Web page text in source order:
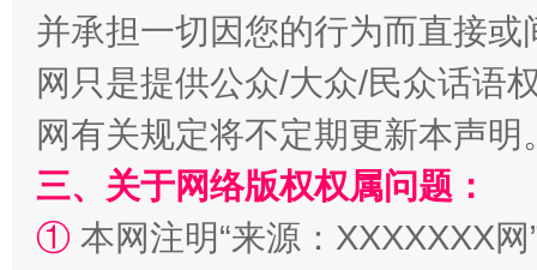
站台名比不上好声名
并承担一切因您的行为而直接
网只是提供公众/大众/民众话语
网有关规定将不定期更新本声明
三、关于网络版权权属问题：
① 本网注明“来源：XXXXXXX